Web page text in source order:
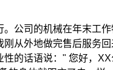
公司的机械在年末工
从外地做完售后服务
的话语说：" 您好，